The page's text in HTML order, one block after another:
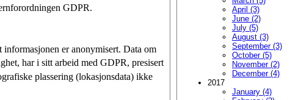
GDPR.
informasjonen er anonymisert. Data om
har i sitt arbeid med GDPR, presisert
plassering (lokasjonsdata) ikke
April (3)
June (2)
July (5)
August (3)
September (3)
October (5)
November (2)
December (4)
2017
January (4)